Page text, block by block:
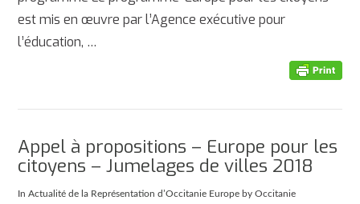
est mis en œuvre par l’Agence exécutive pour
l’éducation, …
Appel à propositions – Europe pour les
citoyens – Jumelages de villes 2018
InActualité de la Représentation d’Occitanie Europe by Occitanie